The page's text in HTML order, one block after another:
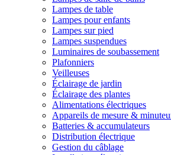
Lampes de table
Lampes pour enfants
Lampes sur pied
Lampes suspendues
Luminaires de soubassement
Plafonniers
Veilleuses
Éclairage de jardin
Éclairage des plantes
Alimentations électriques
Appareils de mesure &
Batteries & accumulateurs
Distribution électrique
Gestion du câblage